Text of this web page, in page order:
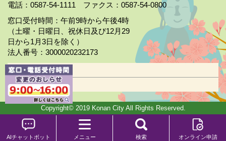
AIチャットボット メニュー 検索 オンライン申請
電話：0587-54-1111 ファクス：0587-54-0800
窓口受付時間：午前9時から午後4時
（土曜・日曜日、祝休日及び12月29
日から1月3日を除く）
法人番号：3000020232173
市役所案内
日曜市役所
Copyright© 2019 Konan City All Rights Reserved.